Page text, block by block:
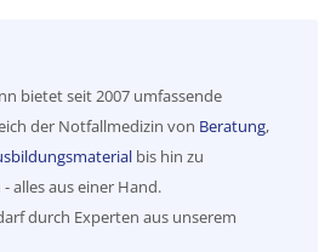
bietet seit 2007 umfassende
der Notfallmedizin von Beratung,
bis hin zu
- alles aus einer Hand.
durch Experten aus unserem